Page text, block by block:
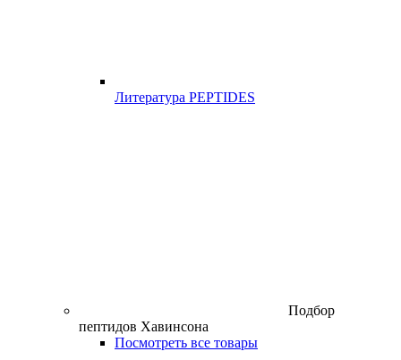
Литература PEPTIDES
Подбор
пептидов Хавинсона
Посмотреть все товары